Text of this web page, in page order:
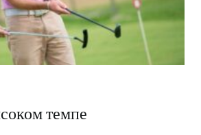
темпе